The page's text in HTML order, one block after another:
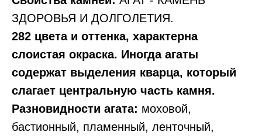
ЗДОРОВЬЯ И ДОЛГОЛЕТИЯ.
282 цвета и оттенка, характерна
слоистая окраска. Иногда агаты
содержат выделения кварца, который
слагает центральную часть камня.
Разновидности агата: моховой,
бастионный, пламенный, ленточный,